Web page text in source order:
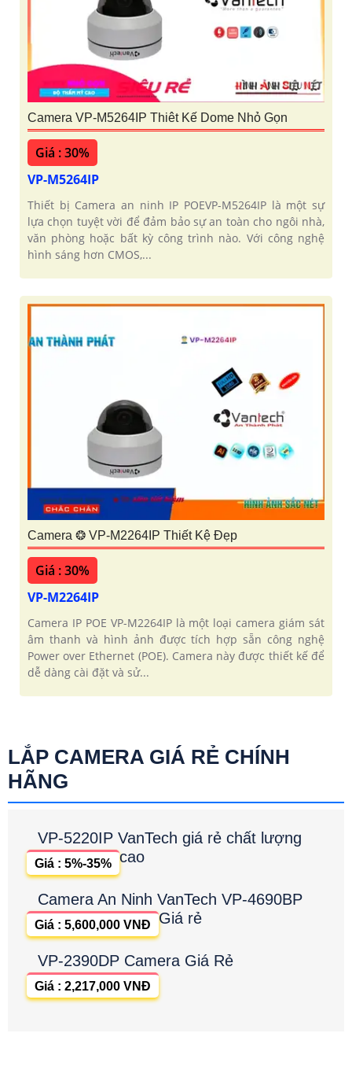
Camera VP-M5264IP Thiêt Kế Dome Nhỏ Gọn
Giá : 30%
VP-M5264IP
Thiết bị Camera an ninh IP POEVP-M5264IP là một sự
lựa chọn tuyệt vời để đảm bảo sự an toàn cho ngôi nhà,
văn phòng hoặc bất kỳ công trình nào. Với công nghệ
hình sáng hơn CMOS,...
Camera ❂ VP-M2264IP Thiết Kệ Đẹp
Giá : 30%
VP-M2264IP
Camera IP POE VP-M2264IP là một loại camera giám sát
âm thanh và hình ảnh được tích hợp sẵn công nghệ
Power over Ethernet (POE). Camera này được thiết kế để
dễ dàng cài đặt và sử...
LẮP CAMERA GIÁ RẺ CHÍNH
HÃNG
VP-5220IP VanTech giá rẻ chất lượng
cao
Giá : 5%-35%
Camera An Ninh VanTech VP-4690BP
Giá rẻ
Giá : 5,600,000 VNĐ
VP-2390DP Camera Giá Rẻ
Giá : 2,217,000 VNĐ